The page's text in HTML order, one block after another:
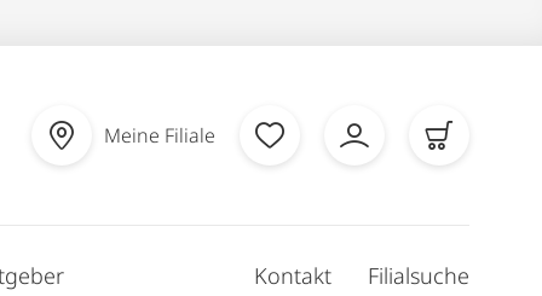
Meine Filiale
Kontakt Filialsuche